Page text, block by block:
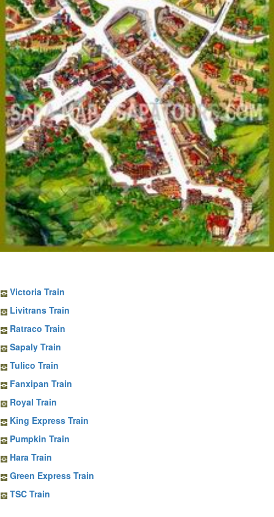
Victoria Train
Livitrans Train
Ratraco Train
Sapaly Train
Tulico Train
Fanxipan Train
Royal Train
King Express Train
Pumpkin Train
Hara Train
Green Express Train
TSC Train